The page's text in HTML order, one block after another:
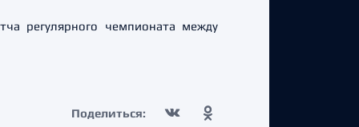
регулярного чемпионата между
Поделиться: